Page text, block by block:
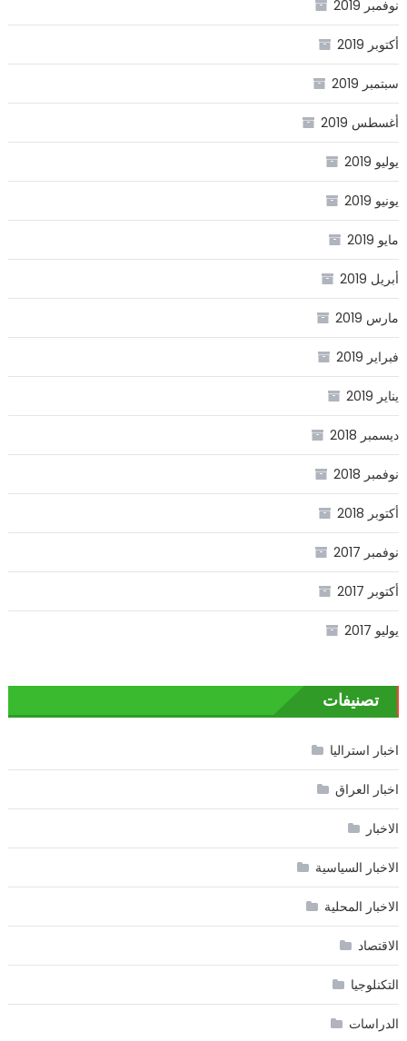
نوفمبر 2019
أكتوبر 2019
سبتمبر 2019
أغسطس 2019
يوليو 2019
يونيو 2019
مايو 2019
أبريل 2019
مارس 2019
فبراير 2019
يناير 2019
ديسمبر 2018
نوفمبر 2018
أكتوبر 2018
نوفمبر 2017
أكتوبر 2017
يوليو 2017
تصنيفات
اخبار استراليا
اخبار العراق
الاخبار
الاخبار السياسية
الاخبار المحلية
الاقتصاد
التكنلوجيا
الدراسات